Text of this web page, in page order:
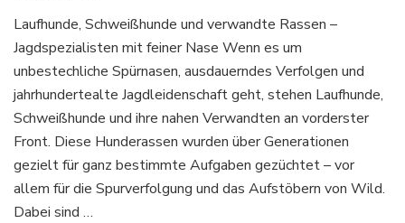
Laufhunde, Schweißhunde und verwandte Rassen –
Jagdspezialisten mit feiner Nase Wenn es um
unbestechliche Spürnasen, ausdauerndes Verfolgen und
jahrhundertealte Jagdleidenschaft geht, stehen Laufhunde,
Schweißhunde und ihre nahen Verwandten an vorderster
Front. Diese Hunderassen wurden über Generationen
gezielt für ganz bestimmte Aufgaben gezüchtet – vor
allem für die Spurverfolgung und das Aufstöbern von Wild.
Dabei sind …